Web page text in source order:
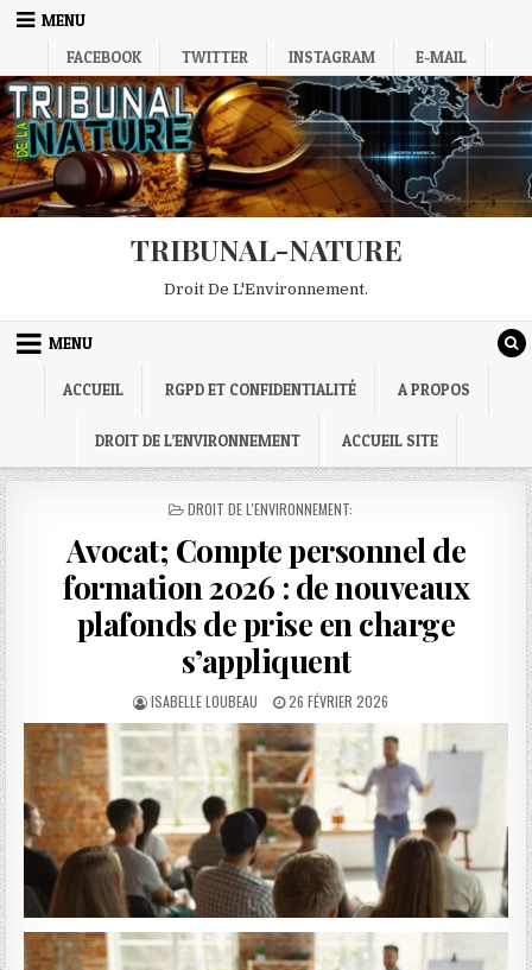
Skip
MENU
FACEBOOK
TWITTER INSTAGRAM E-MAIL
TRIBUNAL-NATURE
Droit De L'Environnement.
MENU
ACCUEIL RGPD ET CONFIDENTIALITÉ A PROPOS
DROIT DE L’ENVIRONNEMENT ACCUEIL SITE
POSTED
DROIT DE L'ENVIRONNEMENT:
Avocat; Compte personnel de
formation 2026 : de nouveaux
plafonds de prise en charge
s’appliquent
AUTHOR:
ISABELLE LOUBEAU
PUBLISHED
DATE:
26 FÉVRIER 2026